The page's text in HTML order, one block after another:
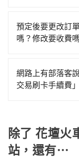
與你的上下車地
李時，就顯得非常
週內寄出電子收據
於偏遠地區，我
用，不會像其他
詢到具體的費用。
預定後要更改訂
嗎？修改要收費
想要更改的資訊
改申請，就無需再
網路上有部落客
交易刷卡手續費
除了 花壇火
站，還有⋯